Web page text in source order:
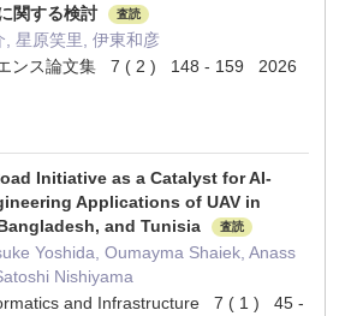
関する検討
査読
星原笑里, 伊東和彦
ンス論文集 7 ( 2 ) 148 - 159 2026
Initiative as a Catalyst for AI-
Applications of UAV in
and Tunisia
査読
Yoshida, Oumayma Shaiek, Anass
Nishiyama
and Infrastructure 7 ( 1 ) 45 -